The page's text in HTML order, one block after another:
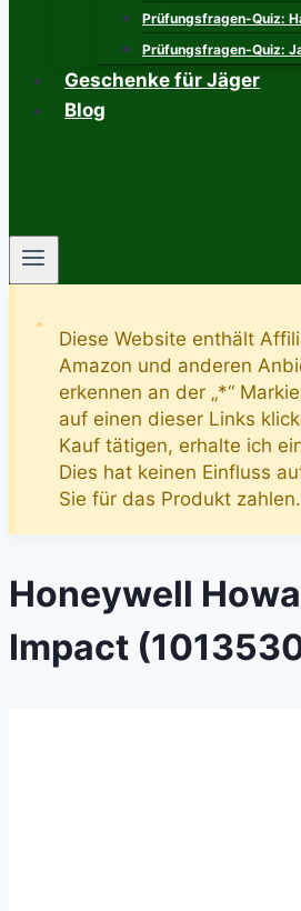
Prüfungsfragen-Quiz:
Prüfungsfragen-Quiz:
Geschenke für Jäger
Blog
Diese Website enthält
Amazon und anderen
erkennen an der „*“
auf einen dieser Links
Kauf tätigen, erhalte ich
Dies hat keinen Einfluss
Sie für das Produkt zahlen.
Honeywell
Impact